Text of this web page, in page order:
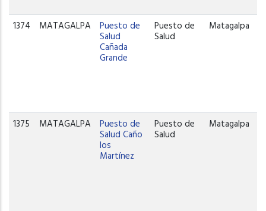
1374 MATAGALPA Puesto de
Salud
Cañada
Grande
Puesto de
Salud
Matagalpa
1375 MATAGALPA Puesto de
Salud Caño
los
Martínez
Puesto de
Salud
Matagalpa